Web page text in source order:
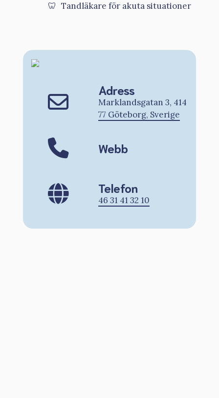
Tandläkare för akuta situationer
Adress
Marklandsgatan 3, 414
77 Göteborg, Sverige
Webb
Telefon
46 31 41 32 10